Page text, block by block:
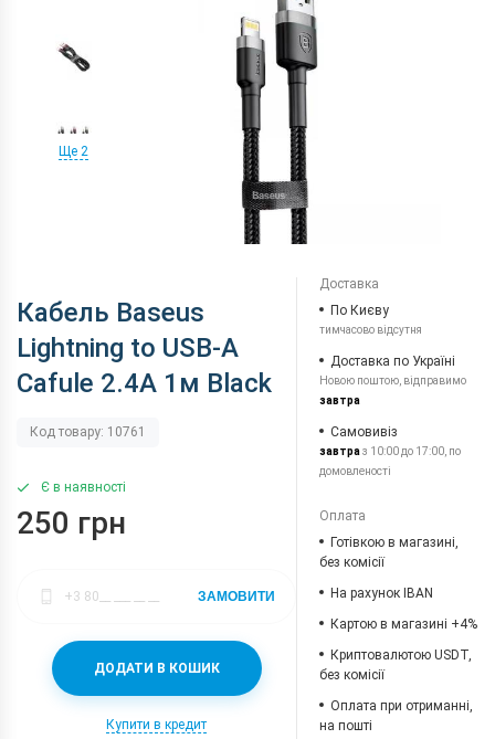
Ще 2
Кабель Baseus
Lightning to USB-A
Cafule 2.4A 1м Black
Код товару: 10761
Є в наявності
250 грн
ДОДАТИ В КОШИК
Купити в кредит
ЗАМОВИТИ
Доставка
По Києву
тимчасово відсутня
Доставка по Україні
Новою поштою, відправимо
завтра
Самовивіз
завтраз 10:00 до 17:00, по
домовленості
Оплата
Готівкою в магазині,
без комісії
На рахунок IBAN
Картою в магазині +4%
Криптовалютою USDT,
без комісії
Оплата при отриманні,
на пошті